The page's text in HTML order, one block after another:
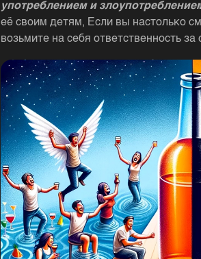
употреблением и
её своим детям, Если вы настолько
возьмите на себя ответственность за